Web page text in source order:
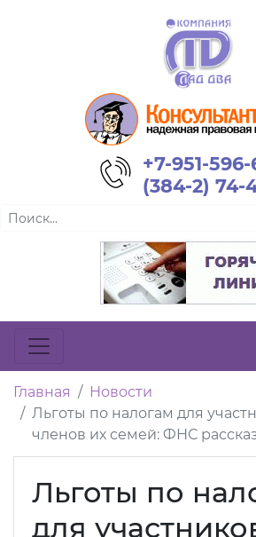
+7-951-
(384-2) 74-
Главная
Новости
Льготы по налогам для
членов их семей: ФНС
Льготы по
для